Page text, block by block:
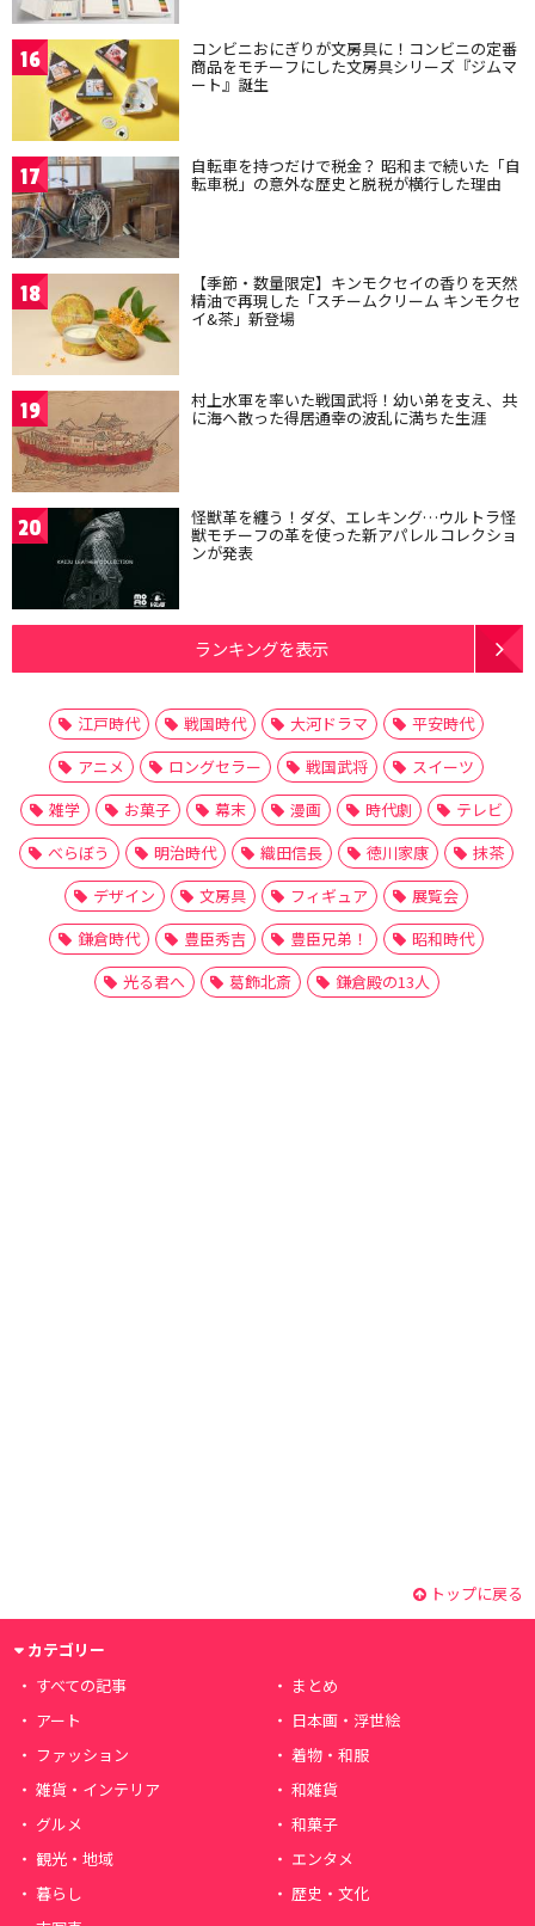
16 コンビニおにぎりが文房具に！コンビニの定番
商品をモチーフにした文房具シリーズ『ジムマ
ート』誕生
17 自転車を持つだけで税金？ 昭和まで続いた「自
転車税」の意外な歴史と脱税が横行した理由
18 【季節・数量限定】キンモクセイの香りを天然
精油で再現した「スチームクリーム キンモクセ
イ&茶」新登場
19 村上水軍を率いた戦国武将！幼い弟を支え、共
に海へ散った得居通幸の波乱に満ちた生涯
20 怪獣革を纏う！ダダ、エレキング…ウルトラ怪
獣モチーフの革を使った新アパレルコレクショ
ンが発表
ランキングを表示
江戸時代 戦国時代 大河ドラマ
平安時代
アニメ
ロングセラー 戦国武将
スイーツ
雑学
お菓子 幕末 漫画 時代劇
テレビ
べらぼう
明治時代 織田信長 徳川家康
抹茶
デザイン
文房具 フィギュア
展覧会
鎌倉時代
豊臣秀吉 豊臣兄弟！
昭和時代
光る君へ
葛飾北斎 鎌倉殿の13人
トップに戻る
カテゴリー
すべての記事
まとめ
アート
日本画・浮世絵
ファッション
着物・和服
雑貨・インテリア
和雑貨
グルメ
和菓子
観光・地域
エンタメ
暮らし
歴史・文化